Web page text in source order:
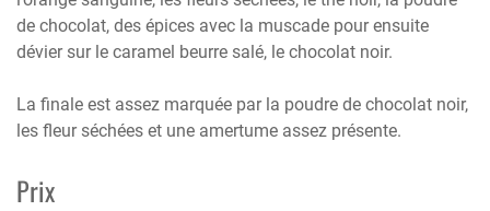
de chocolat, des épices avec la muscade pour ensuite
dévier sur le caramel beurre salé, le chocolat noir.
La finale est assez marquée par la poudre de chocolat noir,
les fleur séchées et une amertume assez présente.
Prix